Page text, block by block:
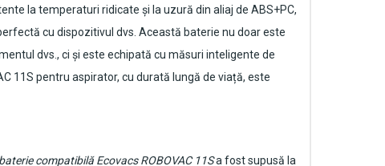
la temperaturi ridicate și la uzură din aliaj de ABS+PC,
cu dispozitivul dvs. Această baterie nu doar este
dvs., ci și este echipată cu măsuri inteligente de
11S pentru aspirator, cu durată lungă de viață, este
baterie compatibilă Ecovacs ROBOVAC 11Sa fost supusă la